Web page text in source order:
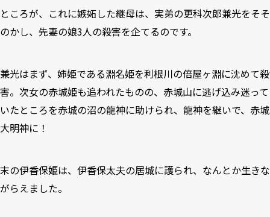
ところが、これに嫉妬した継母は、実弟の更科次郎兼光をそそ
のかし、先妻の娘3人の殺害を企てるのです。
兼光はまず、姉姫である淵名姫を利根川の倍屋ヶ淵に沈めて殺
害。次女の赤城姫も追われたものの、赤城山に逃げ込み迷って
いたところを赤城の沼の龍神に助けられ、龍神を継いで、赤城
大明神に！
末の伊香保姫は、伊香保太夫の居城に護られ、なんとか生きな
がらえました。